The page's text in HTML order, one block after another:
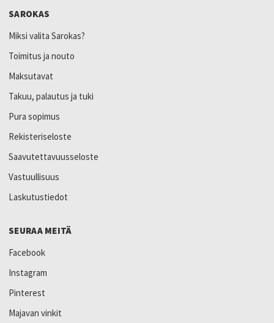
SAROKAS
Miksi valita Sarokas?
Toimitus ja nouto
Maksutavat
Takuu, palautus ja tuki
Pura sopimus
Rekisteriseloste
Saavutettavuusseloste
Vastuullisuus
Laskutustiedot
SEURAA MEITÄ
Facebook
Instagram
Pinterest
Majavan vinkit